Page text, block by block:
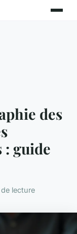
des
: guide
lecture